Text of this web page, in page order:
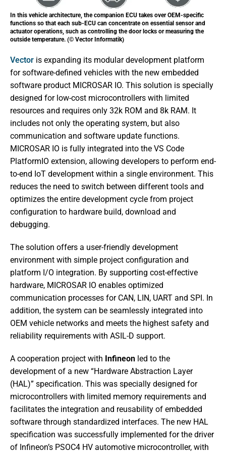
In this vehicle architecture, the companion ECU takes over OEM-specific
functions so that each sub-ECU can concentrate on essential sensor and
actuator operations, such as controlling the door locks or measuring the
outside temperature. (© Vector Informatik)
Vector is expanding its modular development platform
for software-defined vehicles with the new embedded
software product MICROSAR IO. This solution is specially
designed for low-cost microcontrollers with limited
resources and requires only 32k ROM and 8k RAM. It
includes not only the operating system, but also
communication and software update functions.
MICROSAR IO is fully integrated into the VS Code
PlatformIO extension, allowing developers to perform end-
to-end IoT development within a single environment. This
reduces the need to switch between different tools and
optimizes the entire development cycle from project
configuration to hardware build, download and
debugging.
The solution offers a user-friendly development
environment with simple project configuration and
platform I/O integration. By supporting cost-effective
hardware, MICROSAR IO enables optimized
communication processes for CAN, LIN, UART and SPI. In
addition, the system can be seamlessly integrated into
OEM vehicle networks and meets the highest safety and
reliability requirements with ASIL-D support.
A cooperation project with Infineon led to the
development of a new “Hardware Abstraction Layer
(HAL)” specification. This was specially designed for
microcontrollers with limited memory requirements and
facilitates the integration and reusability of embedded
software through standardized interfaces. The new HAL
specification was successfully implemented for the driver
of Infineon’s PSOC4 HV automotive microcontroller, with